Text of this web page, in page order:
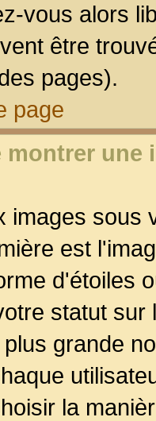
vous alors
être
pages).
page
une
images sous
est
d'étoiles
statut
grande
la